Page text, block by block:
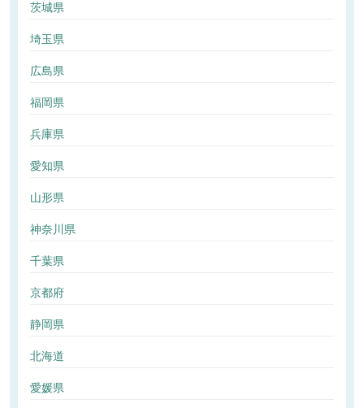
茨城県
埼玉県
広島県
福岡県
兵庫県
愛知県
山形県
神奈川県
千葉県
京都府
静岡県
北海道
愛媛県